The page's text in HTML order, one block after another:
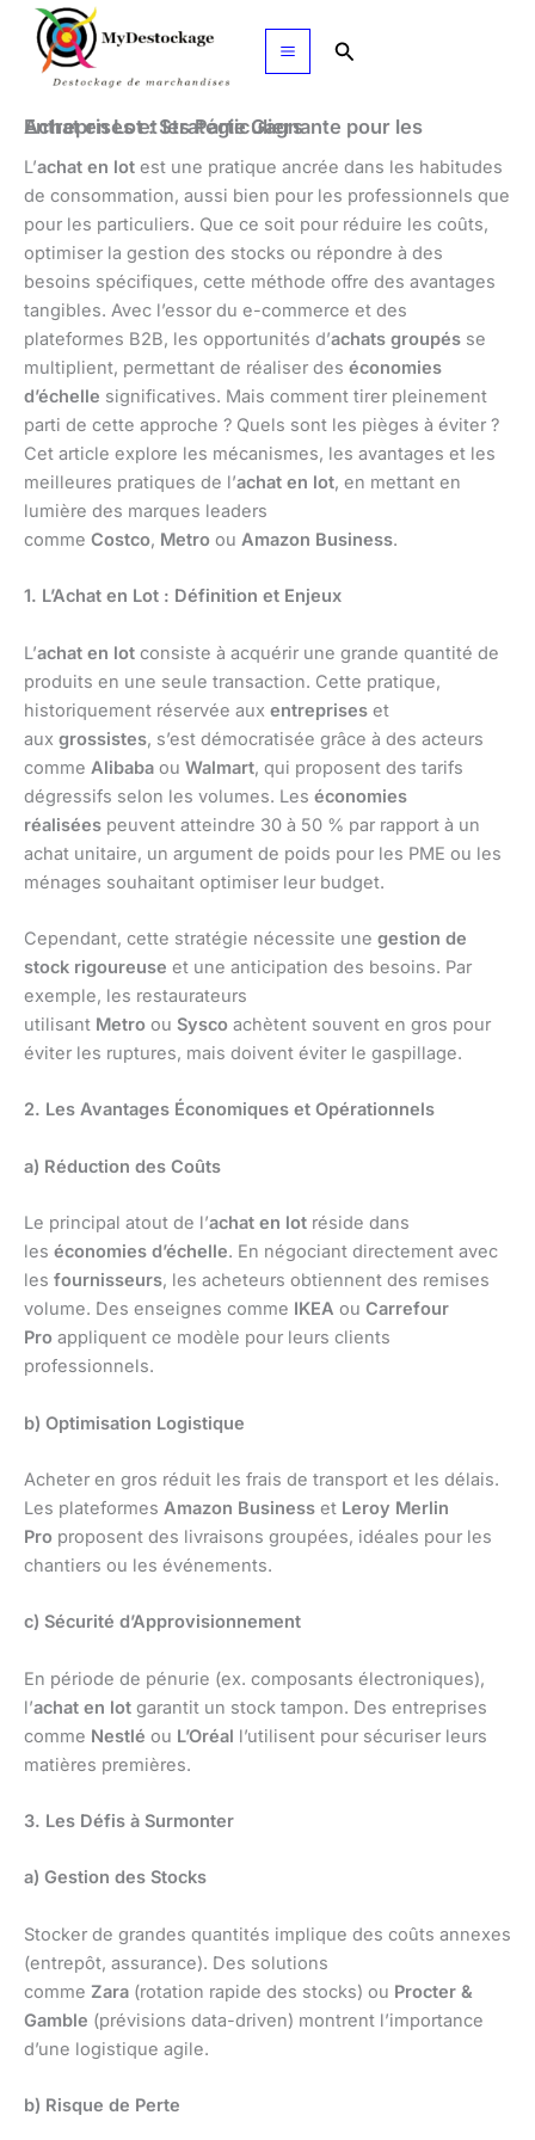
Aller
contenu
Rechercher
Achat en Lot : Stratégie Gagnante pour les Entreprises et les Particuliers
L’achat en lot est une pratique ancrée dans les habitudes
de consommation, aussi bien pour les professionnels que
pour les particuliers. Que ce soit pour réduire les coûts,
optimiser la gestion des stocks ou répondre à des
besoins spécifiques, cette méthode offre des avantages
tangibles. Avec l’essor du e-commerce et des
plateformes B2B, les opportunités d’achats groupés se
multiplient, permettant de réaliser des économies
d’échelle significatives. Mais comment tirer pleinement
parti de cette approche ? Quels sont les pièges à éviter ?
Cet article explore les mécanismes, les avantages et les
meilleures pratiques de l’achat en lot, en mettant en
lumière des marques leaders
comme Costco, Metro ou Amazon Business.
1. L’Achat en Lot : Définition et Enjeux
L’achat en lot consiste à acquérir une grande quantité de
produits en une seule transaction. Cette pratique,
historiquement réservée aux entreprises et
aux grossistes, s’est démocratisée grâce à des acteurs
comme Alibaba ou Walmart, qui proposent des tarifs
dégressifs selon les volumes. Les économies
réalisées peuvent atteindre 30 à 50 % par rapport à un
achat unitaire, un argument de poids pour les PME ou les
ménages souhaitant optimiser leur budget.
Cependant, cette stratégie nécessite une gestion de
stock rigoureuse et une anticipation des besoins. Par
exemple, les restaurateurs
utilisant Metro ou Sysco achètent souvent en gros pour
éviter les ruptures, mais doivent éviter le gaspillage.
2. Les Avantages Économiques et Opérationnels
a) Réduction des Coûts
Le principal atout de l’achat en lot réside dans
les économies d’échelle. En négociant directement avec
les fournisseurs, les acheteurs obtiennent des remises
volume. Des enseignes comme IKEA ou Carrefour
Pro appliquent ce modèle pour leurs clients
professionnels.
b) Optimisation Logistique
Acheter en gros réduit les frais de transport et les délais.
Les plateformes Amazon Business et Leroy Merlin
Pro proposent des livraisons groupées, idéales pour les
chantiers ou les événements.
c) Sécurité d’Approvisionnement
En période de pénurie (ex. composants électroniques),
l’achat en lot garantit un stock tampon. Des entreprises
comme Nestlé ou L’Oréal l’utilisent pour sécuriser leurs
matières premières.
3. Les Défis à Surmonter
a) Gestion des Stocks
Stocker de grandes quantités implique des coûts annexes
(entrepôt, assurance). Des solutions
comme Zara (rotation rapide des stocks) ou Procter &
Gamble (prévisions data-driven) montrent l’importance
d’une logistique agile.
b) Risque de Perte